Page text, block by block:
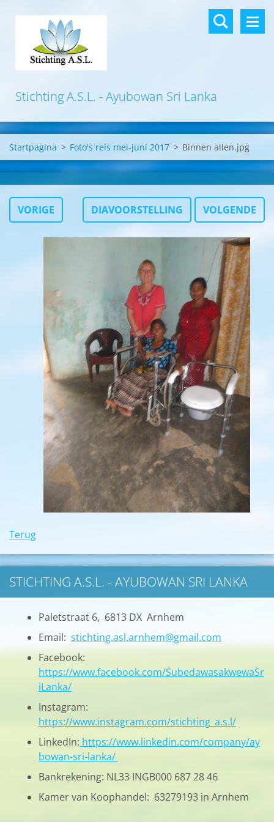
Stichting A.S.L. - Ayubowan Sri Lanka
Startpagina > Foto's reis mei-juni 2017 > Binnen allen.jpg
VORIGE DIAVOORSTELLING VOLGENDE
Terug
STICHTING A.S.L. - AYUBOWAN SRI LANKA
Paletstraat 6, 6813 DX Arnhem
Email: stichting.asl.arnhem@gmail.com
Facebook:
https://www.facebook.com/SubedawasakwewaSr
iLanka/
Instagram:
https://www.instagram.com/stichting_a.s.l/
LinkedIn: https://www.linkedin.com/company/ay
bowan-sri-lanka/
Bankrekening: NL33 INGB000 687 28 46
Kamer van Koophandel: 63279193 in Arnhem